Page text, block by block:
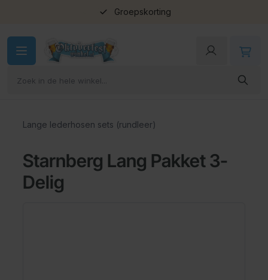
Groepskorting
Lange lederhosen sets (rundleer)
Starnberg Lang Pakket 3-
Delig